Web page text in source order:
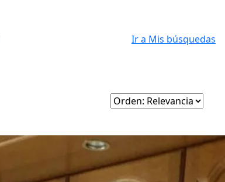
Ir a Mis búsquedas